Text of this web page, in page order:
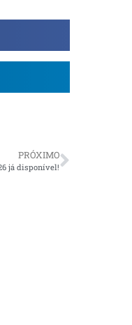
PRÓXIMO
já disponível!